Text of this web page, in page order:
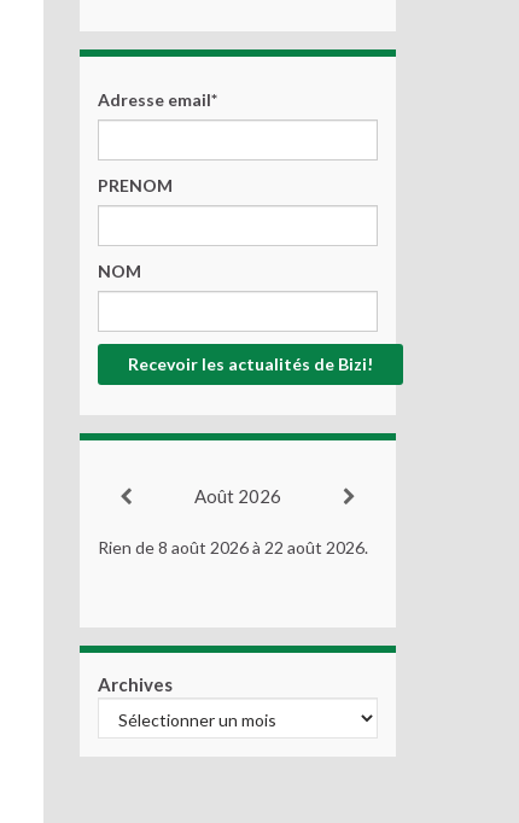
Adresse email*
PRENOM
NOM
Août 2026
Rien de 8 août 2026 à 22 août 2026.
Archives